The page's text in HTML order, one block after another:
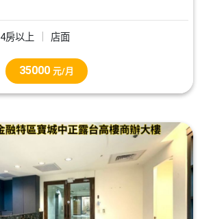
4房以上 店面
35000 元/月